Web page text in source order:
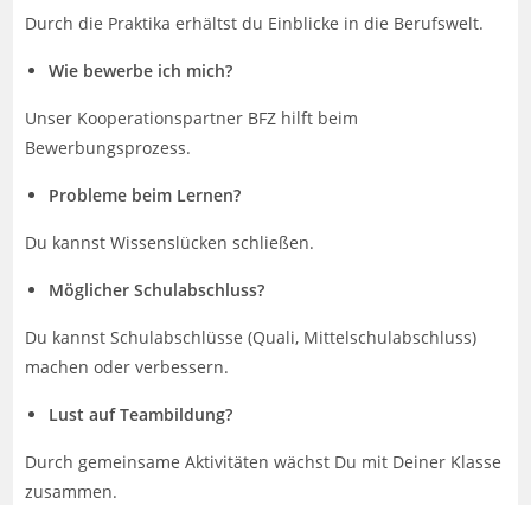
Durch die Praktika erhältst du Einblicke in die Berufswelt.
Wie bewerbe ich mich?
Unser Kooperationspartner BFZ hilft beim
Bewerbungsprozess.
Probleme beim Lernen?
Du kannst Wissenslücken schließen.
Möglicher Schulabschluss?
Du kannst Schulabschlüsse (Quali, Mittelschulabschluss)
machen oder verbessern.
Lust auf Teambildung?
Durch gemeinsame Aktivitäten wächst Du mit Deiner Klasse
zusammen.